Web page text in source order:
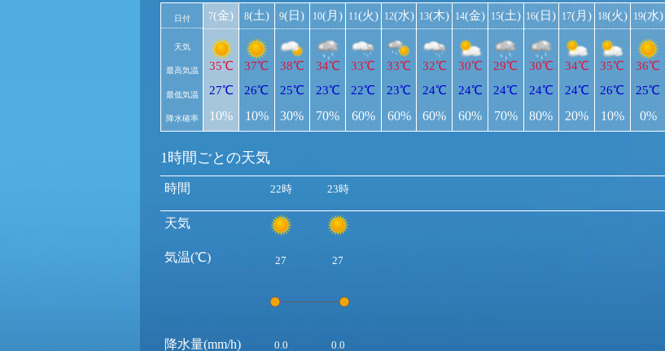
日付
天気
最高気温
最低気温
降水確率
7(金)
35℃
27℃
10%
8(土)
37℃
26℃
10%
9(日)
38℃
25℃
30%
10(月)
34℃
23℃
70%
11(火)
33℃
22℃
60%
12(水)
33℃
23℃
60%
13(木)
32℃
24℃
60%
14(金)
30℃
24℃
60%
15(土)
29℃
24℃
70%
16(日)
30℃
24℃
80%
17(月)
34℃
24℃
20%
18(火)
35℃
26℃
10%
19(水)
36℃
25℃
0%
1時間ごとの天気
時間
天気
気温(℃)
降水量(mm/h)
22時 23時
27 27
0.0 0.0